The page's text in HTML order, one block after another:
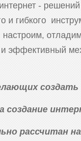
-
и гибкого
настроим,
эффективный
создать
создание
рассчитан